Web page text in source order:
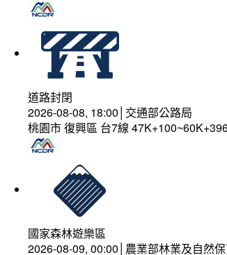
道路封閉
2026-08-08, 18:00│交通部公路局
桃園市 復興區 台7線
國家森林遊樂區
2026-08-09, 00:00│農業部林業及自然